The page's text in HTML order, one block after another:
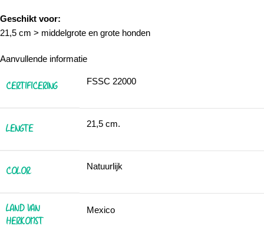
Geschikt voor:
21,5 cm > middelgrote en grote honden
Aanvullende informatie
CERTIFICERING FSSC 22000
LENGTE 21,5 cm.
COLOR Natuurlijk
LAND VAN
HERKOMST
Mexico